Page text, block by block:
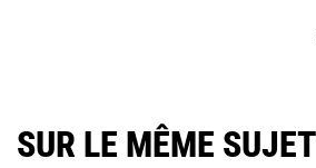
SUR LE MÊME SUJET